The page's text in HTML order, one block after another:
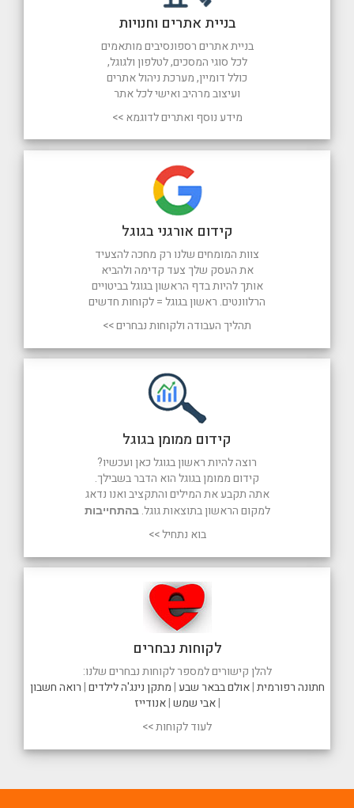
לקוחות נבחרים
להלן קישורים למספר לקוחות נבחרים שלנו:
חתונה רפורמית|אולם בבאר שבע|מתקן נינג'ה לילדים|רואה חשבון
|אבי שמש|אנודייז
לעוד לקוחות >>
קידום ממומן בגוגל
רוצה להיות ראשון בגוגל כאן ועכשיו?
קידום ממומן בגוגל הוא הדבר בשבילך.
אתה תקבע את המילים והתקציב ואנו נדאג
למקום הראשון בתוצאות גוגל.בהתחייבות
בוא נתחיל >>
קידום אורגני בגוגל
צוות המומחים שלנו רק מחכה להצעיד
את העסק שלך צעד קדימה ולהביא
אותך להיות בדף הראשון בגוגל בביטויים
הרלוונטים. ראשון בגוגל = לקוחות חדשים
תהליך העבודה ולקוחות נבחרים >>
בניית אתרים וחנויות
בניית אתרים רספונסיבים מותאמים
לכל סוגי המסכים, לטלפון ולגוגל,
כולל דומיין, מערכת ניהול אתרים
ועיצוב מרהיב ואישי לכל אתר
מידע נוסף ואתרים לדוגמא >>